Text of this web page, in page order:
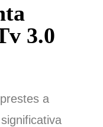
3.0
a